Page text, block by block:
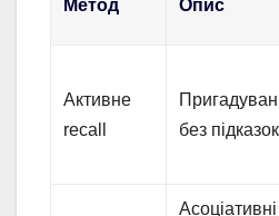
Метод Опис
Активне
recall
без підказок
Асоціативні